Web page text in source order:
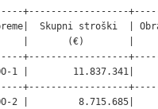
+------------------
Skupni stroški  |
|       (€)        |
+------------------
OO-1 |        11.837.341|
+------------------
OO-2 |         8.715.685|